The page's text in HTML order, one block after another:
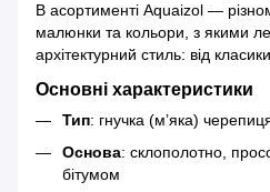
В асортименті Aquaizol —
малюнки та кольори, з якими
архітектурний стиль: від
Основні характеристики
Тип: гнучка (м’яка)
Основа: склополотно,
бітумом